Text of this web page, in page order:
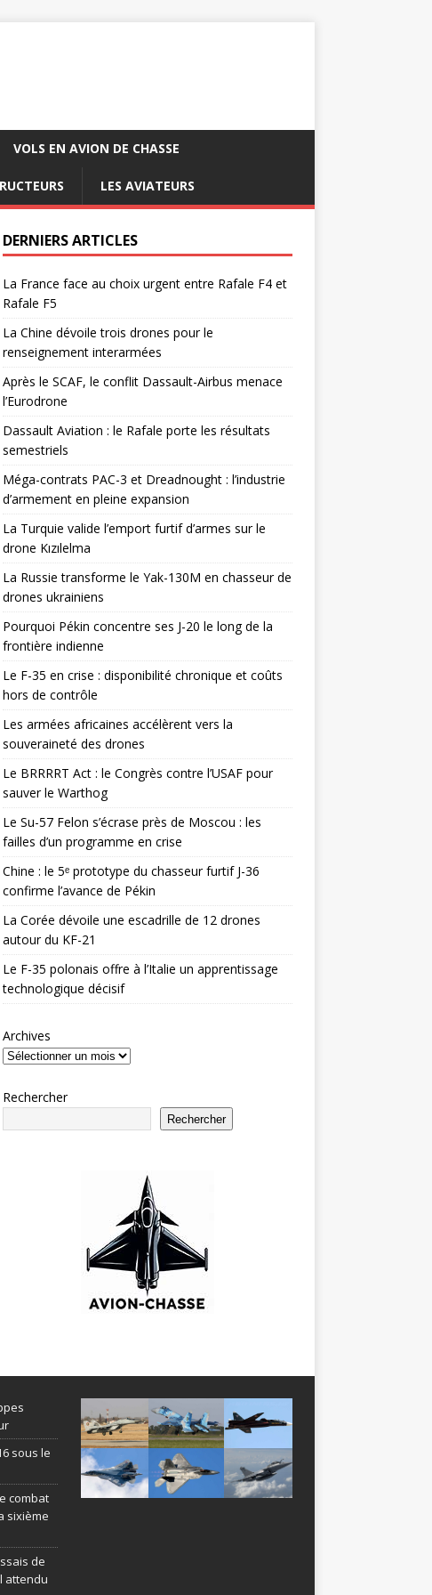
VOLS EN AVION DE CHASSE
LES AVIATEURS
DERNIERS ARTICLES
La France face au choix urgent entre Rafale F4 et
Rafale F5
La Chine dévoile trois drones pour le
renseignement interarmées
Après le SCAF, le conflit Dassault-Airbus menace
l’Eurodrone
Dassault Aviation : le Rafale porte les résultats
semestriels
Méga-contrats PAC-3 et Dreadnought : l’industrie
d’armement en pleine expansion
La Turquie valide l’emport furtif d’armes sur le
drone Kızılelma
La Russie transforme le Yak-130M en chasseur de
drones ukrainiens
Pourquoi Pékin concentre ses J-20 le long de la
frontière indienne
Le F-35 en crise : disponibilité chronique et coûts
hors de contrôle
Les armées africaines accélèrent vers la
souveraineté des drones
Le BRRRRT Act : le Congrès contre l’USAF pour
sauver le Warthog
Le Su-57 Felon s’écrase près de Moscou : les
failles d’un programme en crise
Chine : le 5ᵉ prototype du chasseur furtif J-36
confirme l’avance de Pékin
La Corée dévoile une escadrille de 12 drones
autour du KF-21
Le F-35 polonais offre à l’Italie un apprentissage
technologique décisif
Archives
Rechercher
Rechercher
sous le
combat
sixième
de
attendu